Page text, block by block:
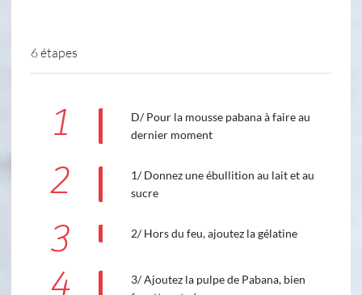
6 étapes
1
D/ Pour la mousse pabana à faire au
dernier moment
2
1/ Donnez une ébullition au lait et au
sucre
3 2/ Hors du feu, ajoutez la gélatine
3/ Ajoutez la pulpe de Pabana, bien